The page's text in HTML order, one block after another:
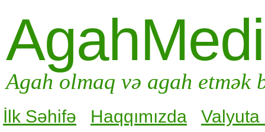
Agah olmaq və agah
İlk Səhifə Haqqımızda
Valyuta